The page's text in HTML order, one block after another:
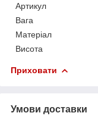
Артикул
Вага
Матеріал
Висота
Приховати
Умови доставки